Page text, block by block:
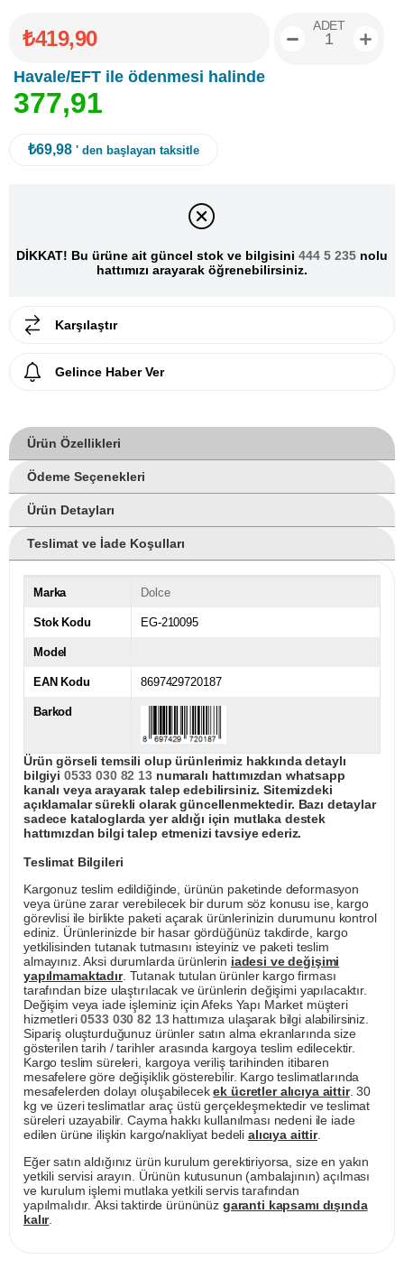
₺419,90
Havale/EFT ile ödenmesi halinde
377,91
ADET
₺69,98 ' den başlayan taksitle
DİKKAT! Bu ürüne ait güncel stok ve bilgisini 444 5 235 nolu
hattımızı arayarak öğrenebilirsiniz.
Karşılaştır
Gelince Haber Ver
Ürün Özellikleri
Ödeme Seçenekleri
Ürün Detayları
Teslimat ve İade Koşulları
Marka Dolce
Stok Kodu EG-210095
Model
EAN Kodu 8697429720187
Barkod
Ürün görseli temsili olup ürünlerimiz hakkında detaylı
bilgiyi 0533 030 82 13numaralı hattımızdan whatsapp
kanalı veya arayarak talep edebilirsiniz. Sitemizdeki
açıklamalar sürekli olarak güncellenmektedir. Bazı detaylar
sadece kataloglarda yer aldığı için mutlaka destek
hattımızdan bilgi talep etmenizi tavsiye ederiz.
Teslimat Bilgileri
Kargonuz teslim edildiğinde, ürünün paketinde deformasyon
veya ürüne zarar verebilecek bir durum söz konusu ise, kargo
görevlisi ile birlikte paketi açarak ürünlerinizin durumunu kontrol
ediniz. Ürünlerinizde bir hasar gördüğünüz takdirde, kargo
yetkilisinden tutanak tutmasını isteyiniz ve paketi teslim
almayınız. Aksi durumlarda ürünlerin iadesi ve değişimi
yapılmamaktadır. Tutanak tutulan ürünler kargo firması
tarafından bize ulaştırılacak ve ürünlerin değişimi yapılacaktır.
Değişim veya iade işleminiz için Afeks Yapı Market müşteri
hizmetleri0533 030 82 13hattımıza ulaşarak bilgi alabilirsiniz.
Sipariş oluşturduğunuz ürünler satın alma ekranlarında size
gösterilen tarih / tarihler arasında kargoya teslim edilecektir.
Kargo teslim süreleri, kargoya veriliş tarihinden itibaren
mesafelere göre değişiklik gösterebilir. Kargo teslimatlarında
mesafelerden dolayı oluşabilecekek ücretler alıcıya aittir. 30
kg ve üzeri teslimatlar araç üstü gerçekleşmektedir ve teslimat
süreleri uzayabilir. Cayma hakkı kullanılması nedeni ile iade
edilen ürüne ilişkin kargo/nakliyat bedeli alıcıya aittir.
Eğer satın aldığınız ürün kurulum gerektiriyorsa, size en yakın
yetkili servisi arayın. Ürünün kutusunun (ambalajının) açılması
ve kurulum işlemi mutlaka yetkili servis tarafından
yapılmalıdır. Aksi taktirde ürününüz garanti kapsamı dışında
kalır.